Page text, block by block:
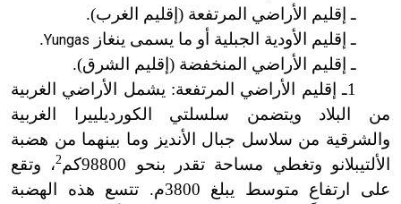
ـ إقليم الأراضي المرتفعة (إقليم الغرب).
ـ إقليم الأودية الجبلية أو ما يسمى ينغاز Yungas
.
ـ إقليم الأراضي المنخفضة (إقليم الشرق).
1ـ إقليم الأراضي المرتفعة: يشمل الأراضي الغربية
من البلاد ويتضمن سلسلتي الكورديلييرا الغربية
والشرقية من سلاسل جبال الأنديز وما بينهما من هضبة
الألتيبلانو وتغطي مساحة تقدر بنحو 98800كم
2، وتقع
على ارتفاع متوسط يبلغ 3800م. تتسع هذه الهضبة